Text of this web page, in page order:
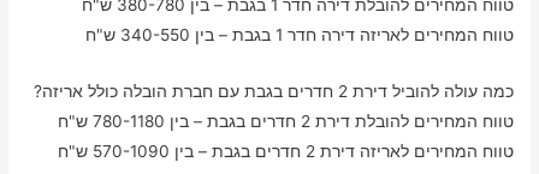
טווח המחירים להובלת דירה חדר 1 בגבת – בין 380-780 ש"ח
טווח המחירים לאריזה דירה חדר 1 בגבת – בין 340-550 ש"ח
כמה עולה להוביל דירת 2 חדרים בגבת עם חברת הובלה כולל אריזה?
טווח המחירים להובלת דירת 2 חדרים בגבת – בין 780-1180 ש"ח
טווח המחירים לאריזה דירת 2 חדרים בגבת – בין 570-1090 ש"ח